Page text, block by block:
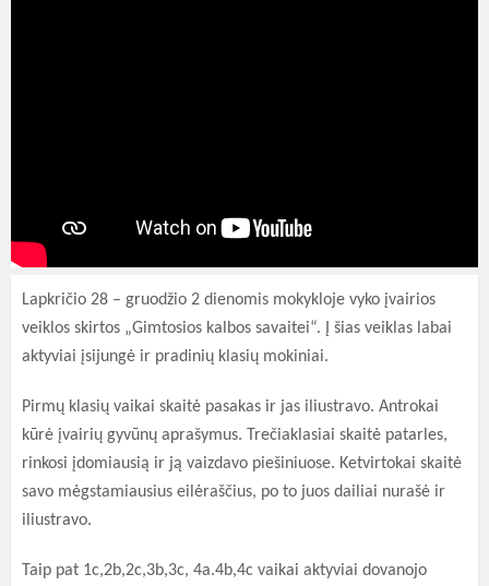
Lapkričio 28 – gruodžio 2 dienomis mokykloje vyko įvairios
veiklos skirtos „Gimtosios kalbos savaitei“. Į šias veiklas labai
aktyviai įsijungė ir pradinių klasių mokiniai.
Pirmų klasių vaikai skaitė pasakas ir jas iliustravo. Antrokai
kūrė įvairių gyvūnų aprašymus. Trečiaklasiai skaitė patarles,
rinkosi įdomiausią ir ją vaizdavo piešiniuose. Ketvirtokai skaitė
savo mėgstamiausius eilėraščius, po to juos dailiai nurašė ir
iliustravo.
Taip pat 1c,2b,2c,3b,3c, 4a.4b,4c vaikai aktyviai dovanojo